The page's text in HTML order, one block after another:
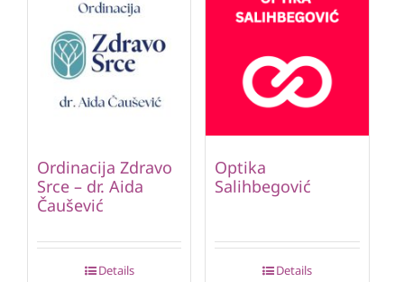
Ordinacija Zdravo
Srce – dr. Aida
Čaušević
Details
Optika
Salihbegović
Details